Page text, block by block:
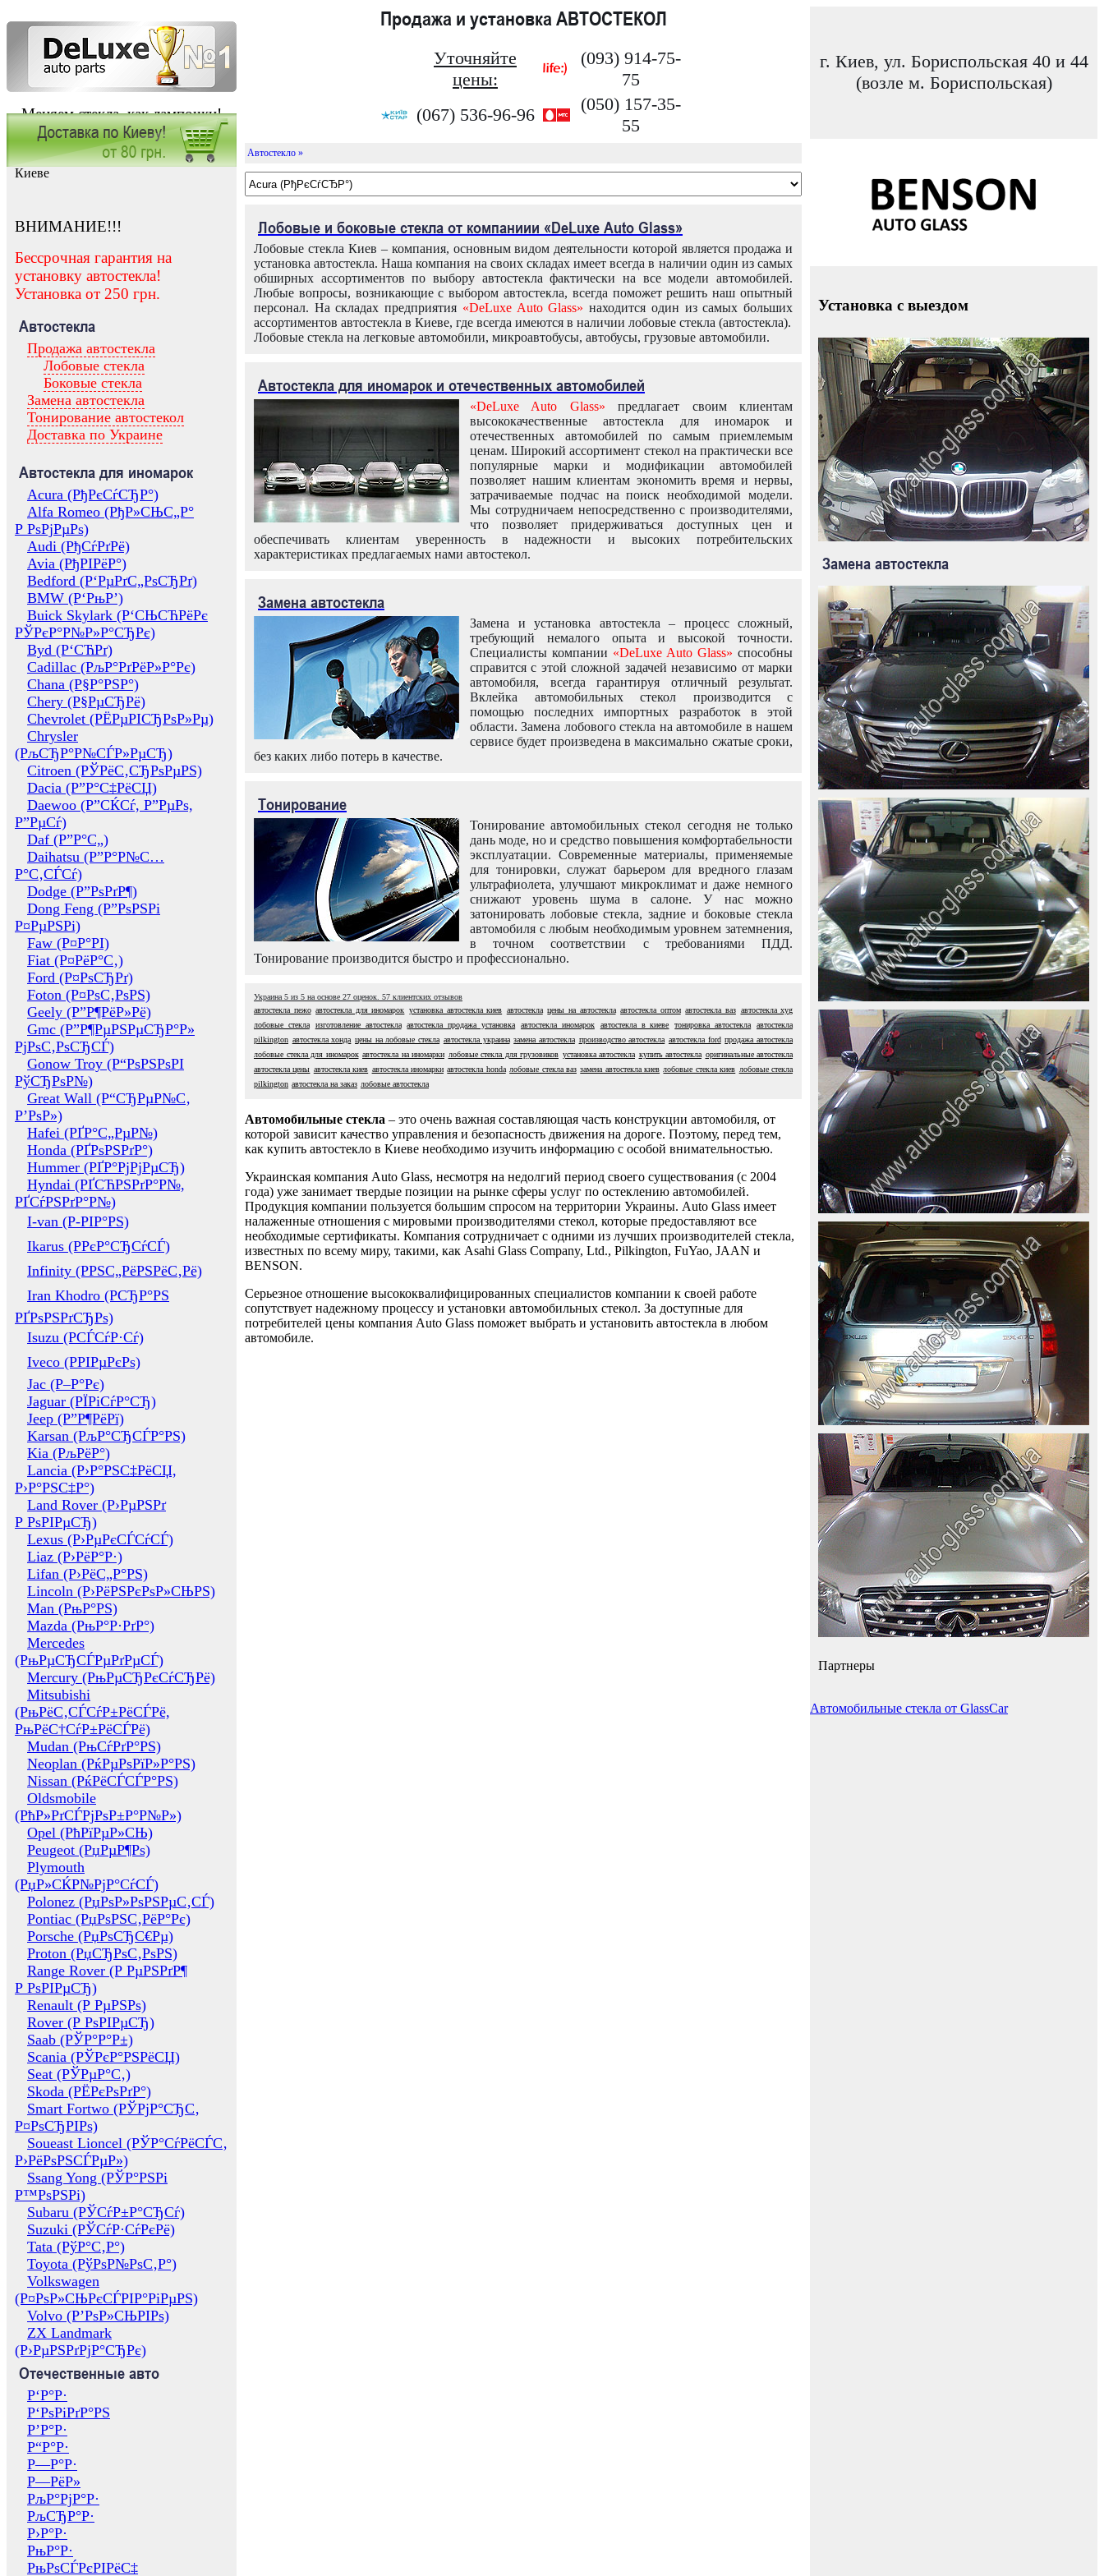
Меняем стекла, как лампочки!
Продажа и установка АВТОСТЕКОЛ
Уточняйте
цены:
(093) 914-75-
75
(067) 536-96-96
(050) 157-35-
55
г. Киев, ул. Бориспольская 40 и 44
(возле м. Бориспольская)
Заказать установку автостекла в
Киеве
ВНИМАНИЕ!!!
Бессрочная гарантия на
установку автостекла!
Установка от 250 грн.
Автостекла
Продажа автостекла
Лобовые стекла
Боковые стекла
Замена автостекла
Тонирование автостекол
Доставка по Украине
Автостекла для иномарок
Acura (РђРєСѓСЂР°)
Alfa Romeo (РђР»СЊС„Р°
Р РѕРјРµРѕ)
Audi (РђСѓРґРё)
Avia (РђРІРёР°)
Bedford (Р‘РµРґС„РѕСЂРґ)
BMW (Р‘РњР’)
Buick Skylark (Р‘СЊСЋРёРє
РЎРєР°Р№Р»Р°СЂРє)
Byd (Р‘СЋРґ)
Cadillac (РљР°РґРёР»Р°Рє)
Chana (Р§Р°РЅР°)
Chery (Р§РµСЂРё)
Chevrolet (РЁРµРІСЂРѕР»Рµ)
Chrysler
(РљСЂР°Р№СЃР»РµСЂ)
Citroen (РЎРёС‚СЂРѕРµРЅ)
Dacia (Р”Р°С‡РёСЏ)
Daewoo (Р”СЌСѓ, Р”РµРѕ,
Р”РµСѓ)
Daf (Р”Р°С„)
Daihatsu (Р”Р°Р№С…
Р°С‚СЃСѓ)
Dodge (Р”РѕРґР¶)
Dong Feng (Р”РѕРЅРі
Р¤РµРЅРі)
Faw (Р¤Р°РІ)
Fiat (Р¤РёР°С‚)
Ford (Р¤РѕСЂРґ)
Foton (Р¤РѕС‚РѕРЅ)
Geely (Р”Р¶РёР»Рё)
Gmc (Р”Р¶РµРЅРµСЂР°Р»
РјРѕС‚РѕСЂСЃ)
Gonow Troy (Р“РѕРЅРѕРІ
РўСЂРѕР№)
Great Wall (Р“СЂРµР№С‚
Р’РѕР»)
Hafei (РҐР°С„РµР№)
Honda (РҐРѕРЅРґР°)
Hummer (РҐР°РјРјРµСЂ)
Hyndai (РҐСЋРЅРґР°Р№,
РҐСѓРЅРґР°Р№)
I-van (Р-РІР°РЅ)
Ikarus (РРєР°СЂСѓСЃ)
Infinity (РРЅС„РёРЅРёС‚Рё)
Iran Khodro (РСЂР°РЅ
РҐРѕРЅРґСЂРѕ)
Isuzu (РСЃСѓР·Сѓ)
Iveco (РРІРµРєРѕ)
Jac (Р–Р°Рє)
Jaguar (РЇРіСѓР°СЂ)
Jeep (Р”Р¶РёРї)
Karsan (РљР°СЂСЃР°РЅ)
Kia (РљРёР°)
Lancia (Р›Р°РЅС‡РёСЏ,
Р›Р°РЅС‡Р°)
Land Rover (Р›РµРЅРґ
Р РѕРІРµСЂ)
Lexus (Р›РµРєСЃСѓСЃ)
Liaz (Р›РёР°Р·)
Lifan (Р›РёС„Р°РЅ)
Lincoln (Р›РёРЅРєРѕР»СЊРЅ)
Man (РњР°РЅ)
Mazda (РњР°Р·РґР°)
Mercedes
(РњРµСЂСЃРµРґРµСЃ)
Mercury (РњРµСЂРєСѓСЂРё)
Mitsubishi
(РњРёС‚СЃСѓР±РёСЃРё,
РњРёС†СѓР±РёСЃРё)
Mudan (РњСѓРґР°РЅ)
Neoplan (РќРµРѕРїР»Р°РЅ)
Nissan (РќРёСЃСЃР°РЅ)
Oldsmobile
(РћР»РґСЃРјРѕР±Р°Р№Р»)
Opel (РћРїРµР»СЊ)
Peugeot (РџРµР¶Рѕ)
Plymouth
(РџР»СЌР№РјР°СѓСЃ)
Polonez (РџРѕР»РѕРЅРµС‚СЃ)
Pontiac (РџРѕРЅС‚РёР°Рє)
Porsche (РџРѕСЂС€Рµ)
Proton (РџСЂРѕС‚РѕРЅ)
Range Rover (Р РµРЅРґР¶
Р РѕРІРµСЂ)
Renault (Р РµРЅРѕ)
Rover (Р РѕРІРµСЂ)
Saab (РЎР°Р°Р±)
Scania (РЎРєР°РЅРёСЏ)
Seat (РЎРµР°С‚)
Skoda (РЁРєРѕРґР°)
Smart Fortwo (РЎРјР°СЂС‚
Р¤РѕСЂРІРѕ)
Soueast Lioncel (РЎР°СѓРёСЃС‚
Р›РёРѕРЅСЃРµР»)
Ssang Yong (РЎР°РЅРі
Р™РѕРЅРі)
Subaru (РЎСѓР±Р°СЂСѓ)
Suzuki (РЎСѓР·СѓРєРё)
Tata (РўР°С‚Р°)
Toyota (РўРѕР№РѕС‚Р°)
Volkswagen
(Р¤РѕР»СЊРєСЃРІР°РіРµРЅ)
Volvo (Р’РѕР»СЊРІРѕ)
ZX Landmark
(Р›РµРЅРґРјР°СЂРє)
Отечественные авто
Р‘Р°Р·
Р‘РѕРіРґР°РЅ
Р’Р°Р·
Р“Р°Р·
Р—Р°Р·
Р—РёР»
РљР°РјР°Р·
РљСЂР°Р·
Р›Р°Р·
РњР°Р·
РњРѕСЃРєРІРёС‡
Автостекло »
Лобовые и боковые стекла от компаниии «DeLuxe Auto Glass»
Лобовые стекла Киев – компания, основным видом деятельности которой является продажа и
установка автостекла. Наша компания на своих складах имеет всегда в наличии один из самых
обширных ассортиментов по выбору автостекла фактически на все модели автомобилей.
Любые вопросы, возникающие с выбором автостекла, всегда поможет решить наш опытный
персонал. На складах предприятия «DeLuxe Auto Glass» находится один из самых больших
ассортиментов автостекла в Киеве, где всегда имеются в наличии лобовые стекла (автостекла).
Лобовые стекла на легковые автомобили, микроавтобусы, автобусы, грузовые автомобили.
Автостекла для иномарок и отечественных автомобилей
«DeLuxe Auto Glass» предлагает своим клиентам
высококачественные автостекла для иномарок и
отечественных автомобилей по самым приемлемым
ценам. Широкий ассортимент стекол на практически все
популярные марки и модификации автомобилей
позволяет нашим клиентам экономить время и нервы,
затрачиваемые подчас на поиск необходимой модели.
Мы сотрудничаем непосредственно с производителями,
что позволяет придерживаться доступных цен и
обеспечивать клиентам уверенность в надежности и высоких потребительских
характеристиках предлагаемых нами автостекол.
Замена автостекла
Замена и установка автостекла – процесс сложный,
требующий немалого опыта и высокой точности.
Специалисты компании «DeLuxe Auto Glass» способны
справится с этой сложной задачей независимо от марки
автомобиля, всегда гарантируя отличный результат.
Вклейка автомобильных стекол производится с
помощью последних импортных разработок в этой
области. Замена лобового стекла на автомобиле в нашем
сервисе будет произведена в максимально сжатые сроки,
без каких либо потерь в качестве.
Тонирование
Тонирование автомобильных стекол сегодня не только
дань моде, но и средство повышения комфортабельности
эксплуатации. Современные материалы, применяемые
для тонировки, служат барьером для вредного глазам
ультрафиолета, улучшают микроклимат и даже немного
снижают уровень шума в салоне. У нас можно
затонировать лобовые стекла, задние и боковые стекла
автомобиля с любым необходимым уровнем затемнения,
в точном соответствии с требованиями ПДД.
Тонирование производится быстро и профессионально.
Украина 5 из 5 на основе 27 оценок. 57 клиентских отзывов
автостекла пежо автостекла для иномарок установка автостекла киев автостекла цены на автостекла автостекла оптом автостекла ваз автостекла xyg
лобовые стекла
изготовление автостекла автостекла продажа установка автостекла иномарок автостекла в киеве тонировка автостекла
автостекла
pilkington автостекла хонда цены на лобовые стекла автостекла украина замена автостекла производство автостекла автостекла ford продажа автостекла
лобовые стекла для иномарок автостекла на иномарки лобовые стекла для грузовиков установка автостекла купить автостекла оригинальные автостекла
автостекла цены автостекла киев автостекла иномарки автостекла honda лобовые стекла ваз замена автостекла киев лобовые стекла киев лобовые стекла
pilkington автостекла на заказ лобовые автостекла
Автомобильные стекла – это очень важная составляющая часть конструкции автомобиля, от
которой зависит качество управления и безопасность движения на дороге. Поэтому, перед тем,
как купить автостекло в Киеве необходимо изучить информацию с особой внимательностью.
Украинская компания Auto Glass, несмотря на недолгий период своего существования (с 2004
года) уже занимает твердые позиции на рынке сферы услуг по остеклению автомобилей.
Продукция компании пользуется большим спросом на территории Украины. Auto Glass имеет
налаженные отношения с мировыми производителями стекол, которые предоставляют все
необходимые сертификаты. Компания сотрудничает с одними из лучших производителей стекла,
известных по всему миру, такими, как Asahi Glass Company, Ltd., Pilkington, FuYao, JAAN и
BENSON.
Серьезное отношение высококвалифицированных специалистов компании к своей работе
сопутствует надежному процессу и установки автомобильных стекол. За доступные для
потребителей цены компания Auto Glass поможет выбрать и установить автостекла в любом
автомобиле.
Установка с выездом
Замена автостекла
Партнеры
Автомобильные стекла от GlassCar